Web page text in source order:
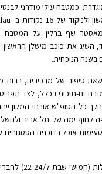
כמטבח עילי מודרני
שף ברלין על המטבח
בשנה הנוכחית.
סיפור של מרכיבים,
ים-תיכוני בכלל, לצד תפריט
כל הסופ"ש אורחי המלון
ימה של תל אביב
אוכל בדוכנים